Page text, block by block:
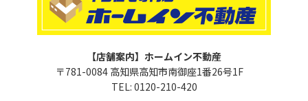
【店舗案内】ホームイン不動産
〒781-0084 高知県高知市南御座1番26号1F
TEL: 0120-210-420